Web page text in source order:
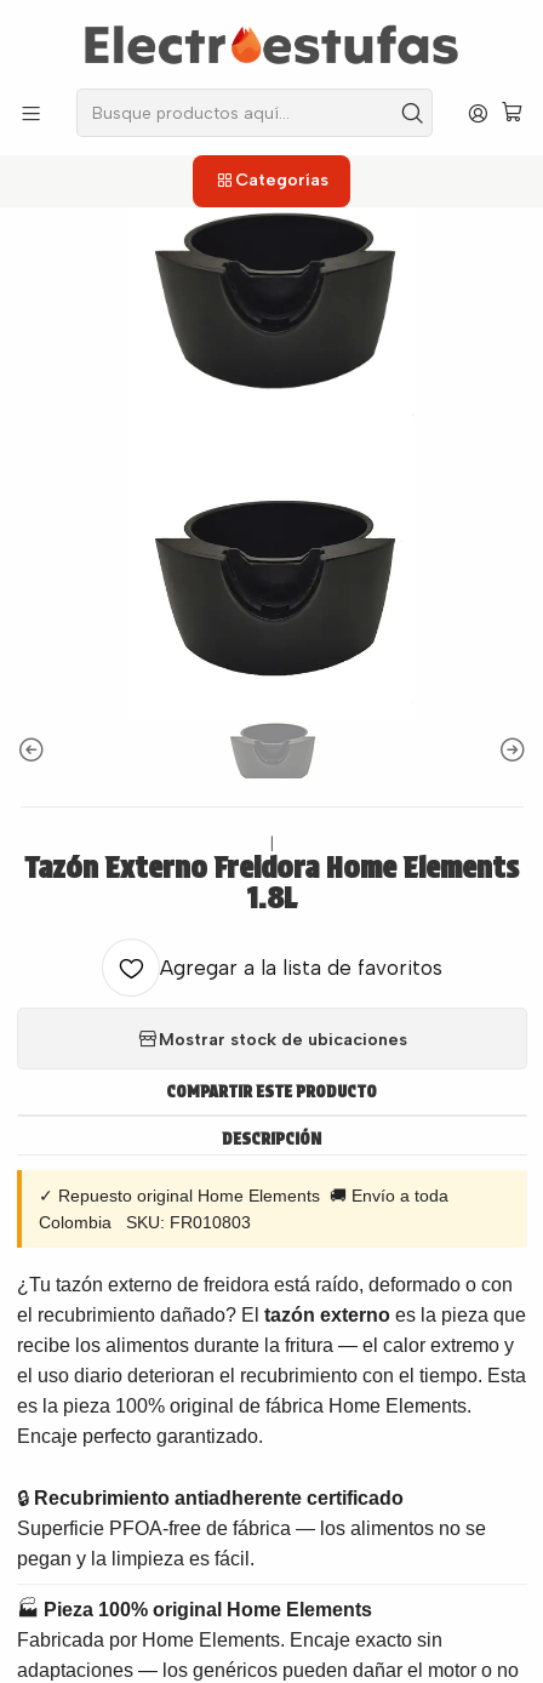
Categorías
los repuestos que necesitas, sin salir de casa!
Tazón Externo Freidora Home Elements
1.8L
Agregar a la lista de favoritos
Mostrar stock de ubicaciones
COMPARTIR ESTE PRODUCTO
DESCRIPCIÓN
✓ Repuesto original Home Elements 🚚 Envío a toda
Colombia SKU: FR010803
¿Tu tazón externo de freidora está raído, deformado o con
el recubrimiento dañado? El tazón externoes la pieza que
recibe los alimentos durante la fritura — el calor extremo y
el uso diario deterioran el recubrimiento con el tiempo. Esta
es la pieza 100% original de fábrica Home Elements.
Encaje perfecto garantizado.
🔒 Recubrimiento antiadherente certificado
Superficie PFOA-free de fábrica — los alimentos no se
pegan y la limpieza es fácil.
🏭 Pieza 100% original Home Elements
Fabricada por Home Elements. Encaje exacto sin
adaptaciones — los genéricos pueden dañar el motor o no